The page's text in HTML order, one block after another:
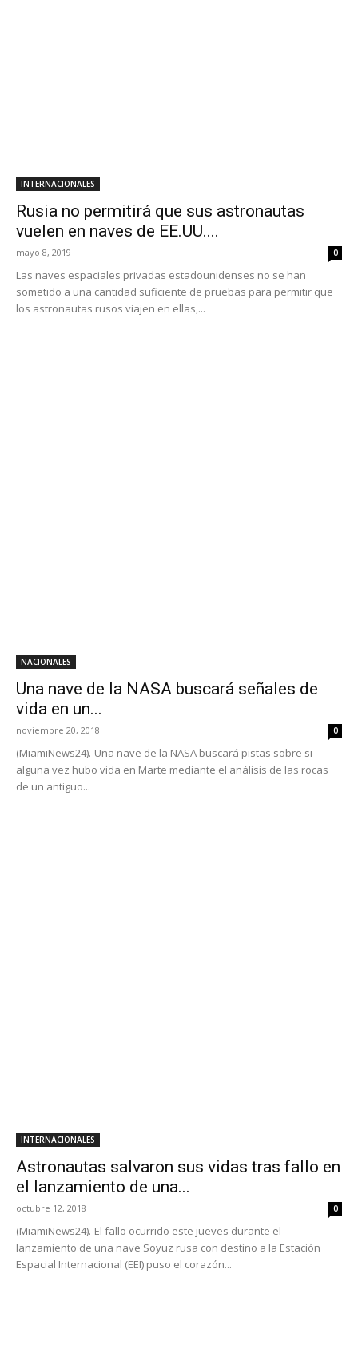
INTERNACIONALES
Rusia no permitirá que sus astronautas
vuelen en naves de EE.UU....
mayo 8, 2019 0
Las naves espaciales privadas estadounidenses no se han
sometido a una cantidad suficiente de pruebas para permitir que
los astronautas rusos viajen en ellas,...
NACIONALES
Una nave de la NASA buscará señales de
vida en un...
noviembre 20, 2018 0
(MiamiNews24).-Una nave de la NASA buscará pistas sobre si
alguna vez hubo vida en Marte mediante el análisis de las rocas
de un antiguo...
INTERNACIONALES
Astronautas salvaron sus vidas tras fallo en
el lanzamiento de una...
octubre 12, 2018 0
(MiamiNews24).-El fallo ocurrido este jueves durante el
lanzamiento de una nave Soyuz rusa con destino a la Estación
Espacial Internacional (EEI) puso el corazón...